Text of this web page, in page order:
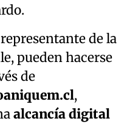
de la
pueden hacerse
de
,
alcancía digital